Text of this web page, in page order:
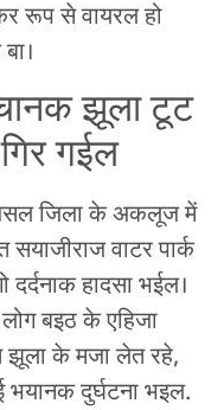
रूप से वायरल हो
झूला टूट
गईल
जिला के अकलूज में
सयाजीराज वाटर पार्क
दर्दनाक हादसा भईल।
बइठ के एहिजा
झूला के मजा लेत रहे,
भयानक दुर्घटना भइल.